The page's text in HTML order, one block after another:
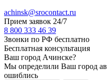
achinsk@srocontact.ru
Прием заявок 24/7
8 800 333 46 39
Звонки по РФ бесплатно
Бесплатная консультация
Ваш город Ачинске?
Мы определили Ваш город
ошиблись